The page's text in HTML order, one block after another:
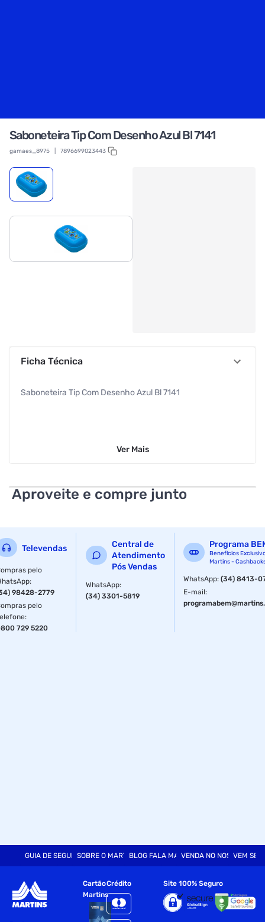
Saboneteira Tip Com Desenho Azul Bl 7141
gamaes_8975 7896699023443
Ficha Técnica
Saboneteira Tip Com Desenho Azul Bl 7141
Ver Mais
Aproveite e compre junto
Televendas
pelo
:
98428-2779
pelo
:
729 5220
Central de
Atendimento
Pós Vendas
WhatsApp:
(34) 3301-5819
Programa
Benefícios
Martins -
WhatsApp:(34) 8413-
E-mail:
GUIA DE SEGURANÇASOBRE O MARTINSBLOG FALA MARTVENDA NO NOSSO SITE
VEM SER
Cartão
Martins
Crédito Site 100% Seguro